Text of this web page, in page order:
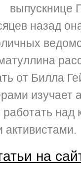
выпускнице
назад
от Билла
изучает
работать
активистами.
на